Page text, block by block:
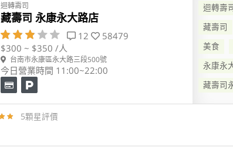
迴轉壽司
藏壽司 永康永大路店
12
58479
$300 ~ $350 /人
台南市永康區永大路三段500號
今日營業時間 11:00~22:00
迴轉壽
藏壽司
美食
永康永
藏壽司
5顆星評價